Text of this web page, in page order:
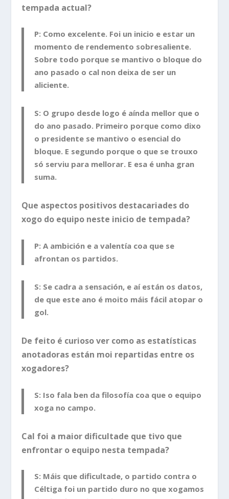
tempada actual?
P: Como excelente. Foi un inicio e estar un
momento de rendemento sobresaliente.
Sobre todo porque se mantivo o bloque do
ano pasado o cal non deixa de ser un
aliciente.
S: O grupo desde logo é aínda mellor que o
do ano pasado. Primeiro porque como dixo
o presidente se mantivo o esencial do
bloque. E segundo porque o que se trouxo
só serviu para mellorar. E esa é unha gran
suma.
Que aspectos positivos destacariades do
xogo do equipo neste inicio de tempada?
P: A ambición e a valentía coa que se
afrontan os partidos.
S: Se cadra a sensación, e aí están os datos,
de que este ano é moito máis fácil atopar o
gol.
De feito é curioso ver como as estatísticas
anotadoras están moi repartidas entre os
xogadores?
S: Iso fala ben da filosofía coa que o equipo
xoga no campo.
Cal foi a maior dificultade que tivo que
enfrontar o equipo nesta tempada?
S: Máis que dificultade, o partido contra o
Céltiga foi un partido duro no que xogamos